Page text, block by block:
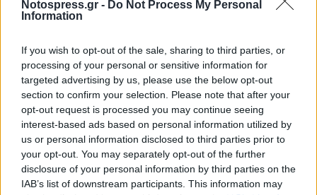
Notospress.gr - Do Not Process My Personal
Information
If you wish to opt-out of the sale, sharing to third parties, or
processing of your personal or sensitive information for
targeted advertising by us, please use the below opt-out
section to confirm your selection. Please note that after your
opt-out request is processed you may continue seeing
interest-based ads based on personal information utilized by
us or personal information disclosed to third parties prior to
your opt-out. You may separately opt-out of the further
disclosure of your personal information by third parties on the
IAB’s list of downstream participants. This information may